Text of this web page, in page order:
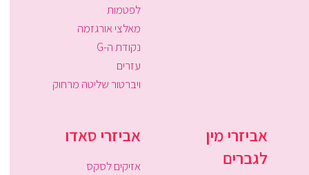
לפטמות
מאלצי אורגזמה
נקודת ה-G
עזרים
ויברטור שליטה מרחוק
אביזרי מין
לגברים
אביזרי סאדו
אזיקים לסקס